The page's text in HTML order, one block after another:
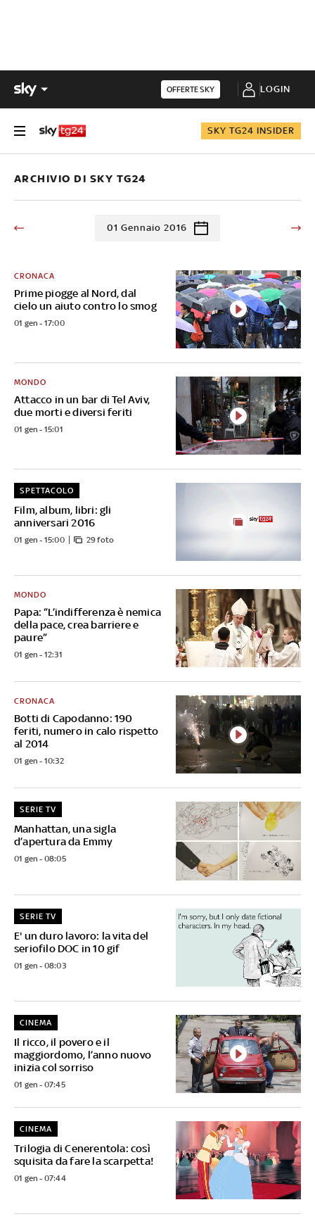
OFFERTE SKY LOGIN
SKY TG24 INSIDER
ARCHIVIO DI SKY TG24
01 Gennaio 2016
Prime piogge al Nord, dal
cielo un aiuto contro lo smog
CRONACA
01 gen - 17:00
Attacco in un bar di Tel Aviv,
due morti e diversi feriti
MONDO
01 gen - 15:01
Film, album, libri: gli
anniversari 2016
SPETTACOLO
01 gen - 15:00 29 foto
Papa: “L’indifferenza è nemica
della pace, crea barriere e
paure”
MONDO
01 gen - 12:31
Botti di Capodanno: 190
feriti, numero in calo rispetto
al 2014
CRONACA
01 gen - 10:32
Manhattan, una sigla
d’apertura da Emmy
SERIE TV
01 gen - 08:05
E' un duro lavoro: la vita del
seriofilo DOC in 10 gif
SERIE TV
01 gen - 08:03
Il ricco, il povero e il
maggiordomo, l’anno nuovo
inizia col sorriso
CINEMA
01 gen - 07:45
Trilogia di Cenerentola: così
squisita da fare la scarpetta!
CINEMA
01 gen - 07:44